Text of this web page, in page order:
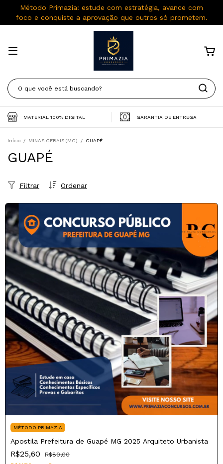
Método Primazia: estude com estratégia, avance com
foco e conquiste a aprovação que outros só prometem.
MATERIAL 100% DIGITAL GARANTIA DE ENTREGA
Início / MINAS GERAIS (MG) / GUAPÉ
GUAPÉ
Ordenar
Filtrar
MÉTODO PRIMAZIA
Apostila Prefeitura de Guapé MG 2025 Arquiteto Urbanista
R$25,60
R$80,00